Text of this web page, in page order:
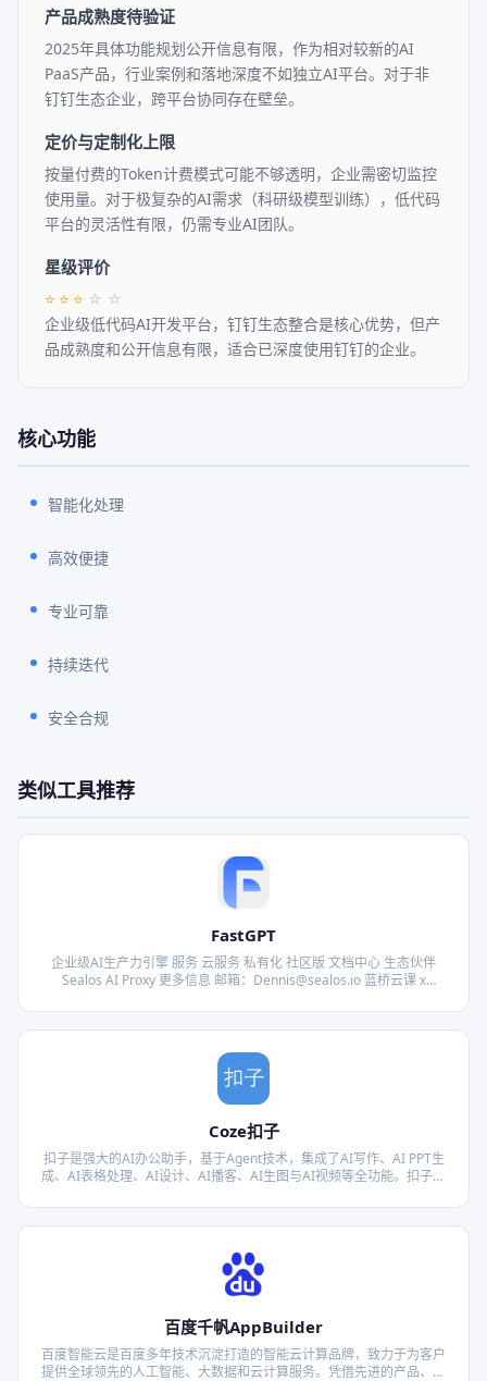
产品成熟度待验证
2025年具体功能规划公开信息有限，作为相对较新的AI
PaaS产品，行业案例和落地深度不如独立AI平台。对于非
钉钉生态企业，跨平台协同存在壁垒。
定价与定制化上限
按量付费的Token计费模式可能不够透明，企业需密切监控
使用量。对于极复杂的AI需求（科研级模型训练），低代码
平台的灵活性有限，仍需专业AI团队。
星级评价
⭐ ⭐ ⭐ ☆ ☆
企业级低代码AI开发平台，钉钉生态整合是核心优势，但产
品成熟度和公开信息有限，适合已深度使用钉钉的企业。
核心功能
智能化处理
高效便捷
专业可靠
持续迭代
安全合规
类似工具推荐
FastGPT
企业级AI生产力引擎 服务 云服务 私有化 社区版 文档中心 生态伙伴
Sealos AI Proxy 更多信息 邮箱：Dennis@sealos.io 蓝桥云课 x
Coze扣子
扣子是强大的AI办公助手，基于Agent技术，集成了AI写作、AI PPT生
成、AI表格处理、AI设计、AI播客、AI生图与AI视频等全功能。扣子助
百度千帆AppBuilder
百度智能云是百度多年技术沉淀打造的智能云计算品牌，致力于为客户
提供全球领先的人工智能、大数据和云计算服务。凭借先进的产品、技